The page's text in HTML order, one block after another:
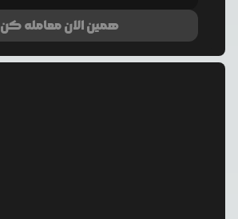
همین الان معامله کن